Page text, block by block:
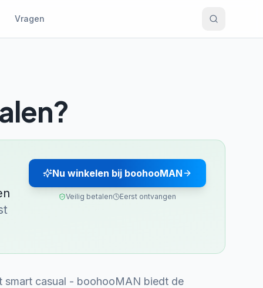
Vragen
Nu winkelen bij boohooMAN
Veilig betalen Eerst ontvangen
smart casual - boohooMAN biedt de